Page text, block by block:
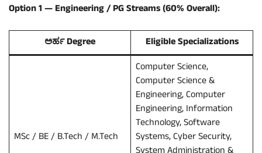
Option 1 — Engineering / PG Streams (60% Overall):
ಅರ್ಹ Degree Eligible Specializations
MSc / BE / B.Tech / M.Tech
Computer Science,
Computer Science &
Engineering, Computer
Engineering, Information
Technology, Software
Systems, Cyber Security,